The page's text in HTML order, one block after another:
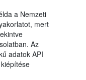
a Nemzeti
mert
Az
adatok API